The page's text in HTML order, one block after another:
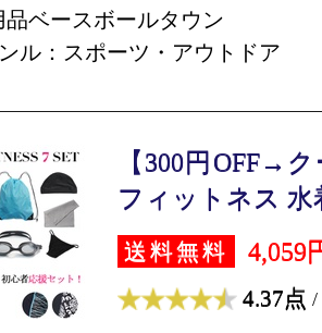
品ベースボールタウン
ル：スポーツ・アウトドア
【300円OFF→
フィットネス 水
送料無料 4,059
4.37点 /